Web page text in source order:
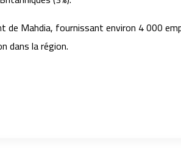
Mahdia, fournissant environ 4 000
dans la région.